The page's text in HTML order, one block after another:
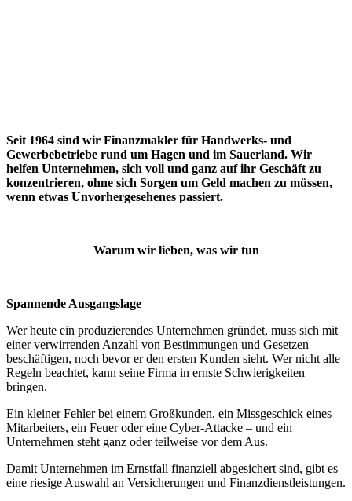
Seit 1964 sind wir Finanzmakler für Handwerks- und
Gewerbebetriebe rund um Hagen und im Sauerland. Wir
helfen Unternehmen, sich voll und ganz auf ihr Geschäft zu
konzentrieren, ohne sich Sorgen um Geld machen zu müssen,
wenn etwas Unvorhergesehenes passiert.
Warum wir lieben, was wir tun
Spannende Ausgangslage
Wer heute ein produzierendes Unternehmen gründet, muss sich mit
einer verwirrenden Anzahl von Bestimmungen und Gesetzen
beschäftigen, noch bevor er den ersten Kunden sieht. Wer nicht alle
Regeln beachtet, kann seine Firma in ernste Schwierigkeiten
bringen.
Ein kleiner Fehler bei einem Großkunden, ein Missgeschick eines
Mitarbeiters, ein Feuer oder eine Cyber-Attacke – und ein
Unternehmen steht ganz oder teilweise vor dem Aus.
Damit Unternehmen im Ernstfall finanziell abgesichert sind, gibt es
eine riesige Auswahl an Versicherungen und Finanzdienstleistungen.